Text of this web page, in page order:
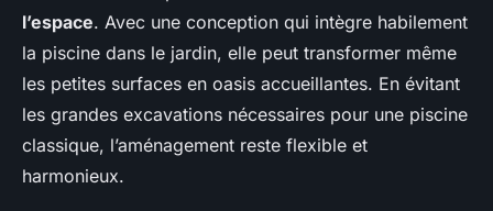
l’espace. Avec une conception qui intègre habilement
la piscine dans le jardin, elle peut transformer même
les petites surfaces en oasis accueillantes. En évitant
les grandes excavations nécessaires pour une piscine
classique, l’aménagement reste flexible et
harmonieux.